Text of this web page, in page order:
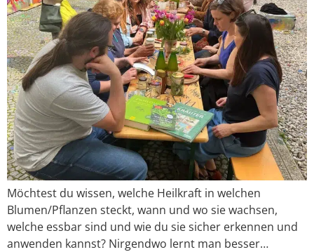
Möchtest du wissen, welche Heilkraft in welchen
Blumen/Pflanzen steckt, wann und wo sie wachsen,
welche essbar sind und wie du sie sicher erkennen und
anwenden kannst? Nirgendwo lernt man besser…